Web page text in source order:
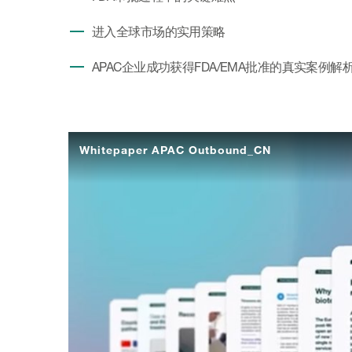
进入全球市场的实用策略
APAC企业成功获得FDA/EMA批准的真实案例解
Whitepaper APAC Outbound_CN